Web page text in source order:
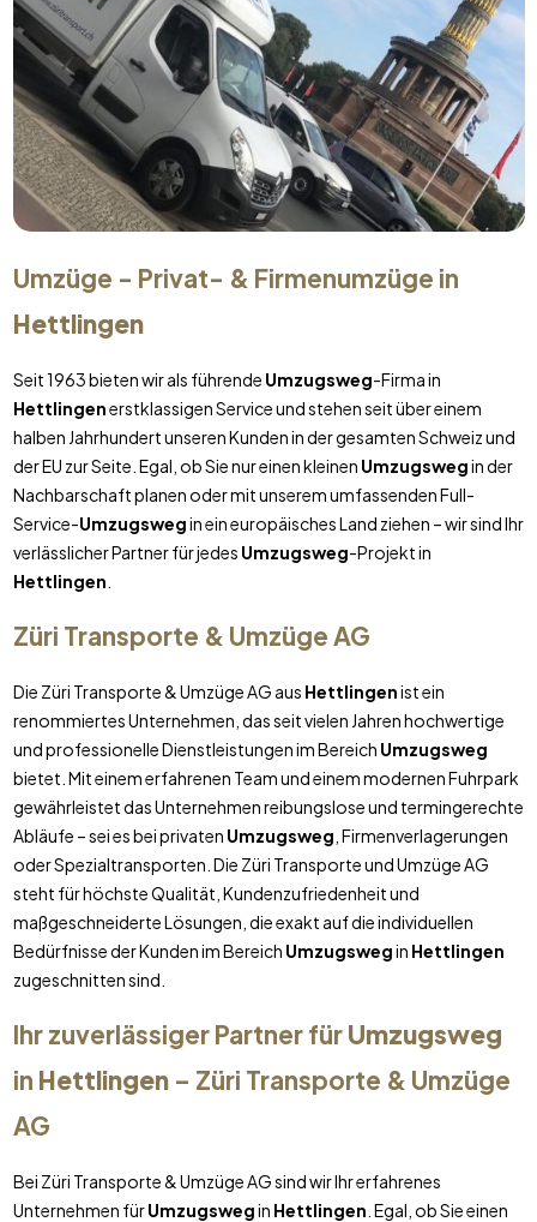
Umzüge - Privat- & Firmenumzüge in
Hettlingen
Seit 1963 bieten wir als führende Umzugsweg-Firma in
Hettlingenerstklassigen Service und stehen seit über einem
halben Jahrhundert unseren Kunden in der gesamten Schweiz und
der EU zur Seite. Egal, ob Sie nur einen kleinen Umzugswegin der
Nachbarschaft planen oder mit unserem umfassenden Full-
Service-Umzugswegin ein europäisches Land ziehen – wir sind Ihr
verlässlicher Partner für jedes Umzugsweg-Projekt in
Hettlingen
Züri Transporte & Umzüge AG
Die Züri Transporte & Umzüge AG aus Hettlingenist ein
renommiertes Unternehmen, das seit vielen Jahren hochwertige
und professionelle Dienstleistungen im Bereich Umzugsweg
bietet. Mit einem erfahrenen Team und einem modernen Fuhrpark
gewährleistet das Unternehmen reibungslose und termingerechte
Abläufe – sei es bei privaten Umzugsweg , Firmenverlagerungen
oder Spezialtransporten. Die Züri Transporte und Umzüge AG
steht für höchste Qualität, Kundenzufriedenheit und
maßgeschneiderte Lösungen, die exakt auf die individuellen
Bedürfnisse der Kunden im Bereich Umzugswegin Hettlingen
zugeschnitten sind.
Ihr zuverlässiger Partner fürUmzugsweg
in Hettlingen– Züri Transporte & Umzüge
AG
Bei Züri Transporte & Umzüge AG sind wir Ihr erfahrenes
Unternehmen fürUmzugswegin Hettlingen . Egal, ob Sie einen